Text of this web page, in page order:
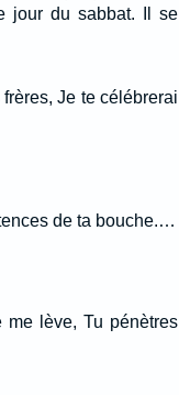
jour du sabbat. Il se
Je te célébrerai
de ta bouche.…
lève, Tu pénètres